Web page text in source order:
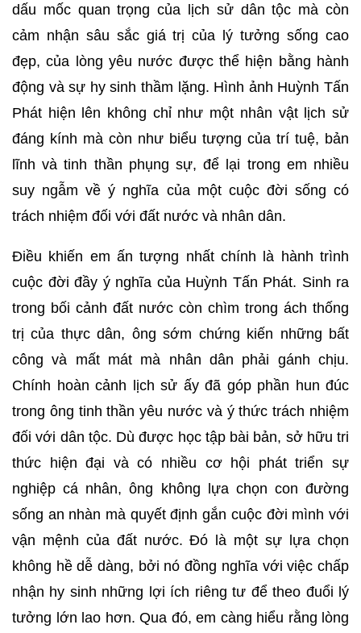
dấu mốc quan trọng của lịch sử dân tộc mà còn
cảm nhận sâu sắc giá trị của lý tưởng sống cao
đẹp, của lòng yêu nước được thể hiện bằng hành
động và sự hy sinh thầm lặng. Hình ảnh Huỳnh Tấn
Phát hiện lên không chỉ như một nhân vật lịch sử
đáng kính mà còn như biểu tượng của trí tuệ, bản
lĩnh và tinh thần phụng sự, để lại trong em nhiều
suy ngẫm về ý nghĩa của một cuộc đời sống có
trách nhiệm đối với đất nước và nhân dân.
Điều khiến em ấn tượng nhất chính là hành trình
cuộc đời đầy ý nghĩa của Huỳnh Tấn Phát. Sinh ra
trong bối cảnh đất nước còn chìm trong ách thống
trị của thực dân, ông sớm chứng kiến những bất
công và mất mát mà nhân dân phải gánh chịu.
Chính hoàn cảnh lịch sử ấy đã góp phần hun đúc
trong ông tinh thần yêu nước và ý thức trách nhiệm
đối với dân tộc. Dù được học tập bài bản, sở hữu tri
thức hiện đại và có nhiều cơ hội phát triển sự
nghiệp cá nhân, ông không lựa chọn con đường
sống an nhàn mà quyết định gắn cuộc đời mình với
vận mệnh của đất nước. Đó là một sự lựa chọn
không hề dễ dàng, bởi nó đồng nghĩa với việc chấp
nhận hy sinh những lợi ích riêng tư để theo đuổi lý
tưởng lớn lao hơn. Qua đó, em càng hiểu rằng lòng